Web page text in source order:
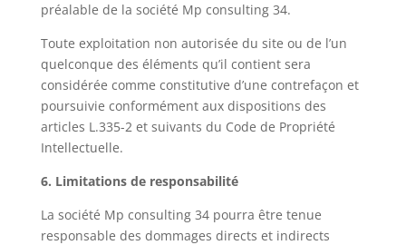
préalable de la société Mp consulting 34.
Toute exploitation non autorisée du site ou de l’un
quelconque des éléments qu’il contient sera
considérée comme constitutive d’une contrefaçon et
poursuivie conformément aux dispositions des
articles L.335-2 et suivants du Code de Propriété
Intellectuelle.
6. Limitations de responsabilité
La société Mp consulting 34 pourra être tenue
responsable des dommages directs et indirects